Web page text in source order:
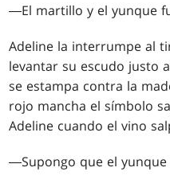
―El martillo y el yunque
Adeline la interrumpe al
levantar su escudo justo
se estampa contra la
rojo mancha el símbolo
Adeline cuando el vino
―Supongo que el